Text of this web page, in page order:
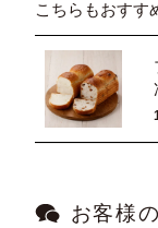
こちらもおすす
お客様